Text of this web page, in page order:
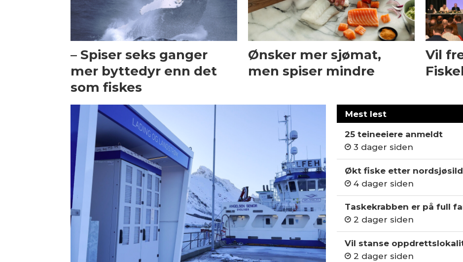
– Spiser seks ganger
mer byttedyr enn det
som fiskes
Ønsker mer sjømat,
men spiser mindre
Vil
Mest lest
25 teineeiere anmeldt
3 dager siden
Økt fiske etter nordsjøsild
4 dager siden
Taskekrabben er på full
2 dager siden
Vil stanse
2 dager siden